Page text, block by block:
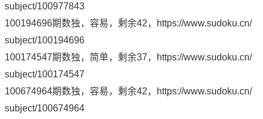
subject/100977843
100194696期数独，容易，剩余42，
https://www.sudoku.cn/
subject/100194696
100174547期数独，简单，剩余37，
https://www.sudoku.cn/
subject/100174547
100674964期数独，容易，剩余42，
https://www.sudoku.cn/
subject/100674964